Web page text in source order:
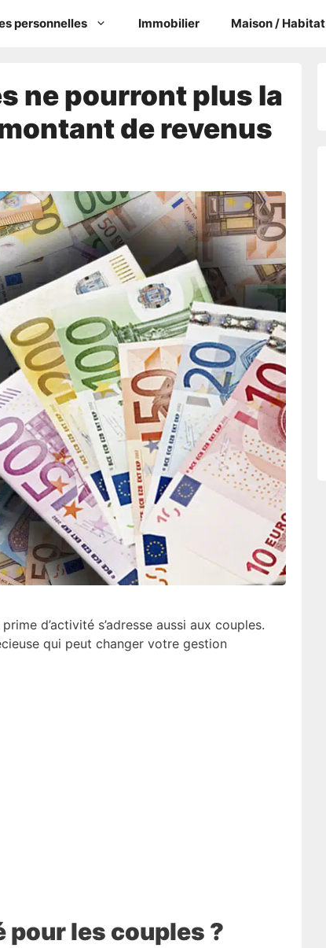
personnelles Immobilier Maison / Habitat
ne pourront plus la
de revenus
d’activité s’adresse aussi aux couples.
qui peut changer votre gestion
pour les couples ?